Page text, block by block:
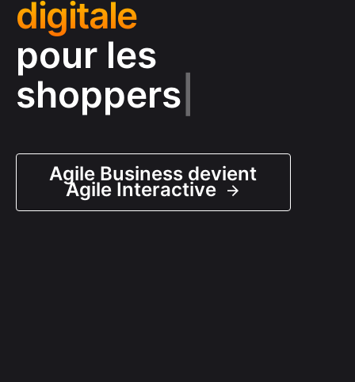
digitale
pour les
shoppers
Agile Business devient
Agile Interactive